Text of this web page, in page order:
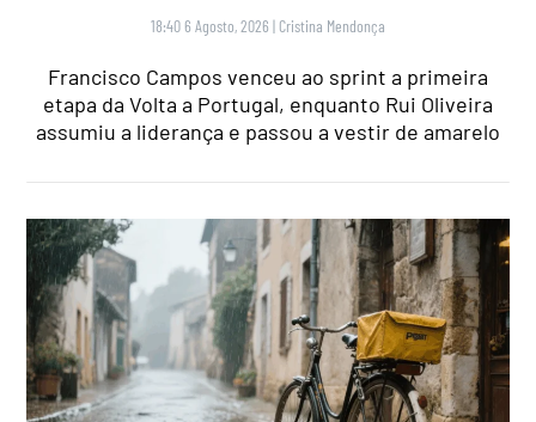
18:40 6 Agosto, 2026 | Cristina Mendonça
Francisco Campos venceu ao sprint a primeira
etapa da Volta a Portugal, enquanto Rui Oliveira
assumiu a liderança e passou a vestir de amarelo